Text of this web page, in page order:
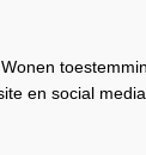
en social media.